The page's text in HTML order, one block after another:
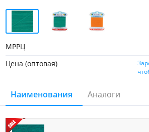
МРРЦ
Цена (оптовая)
Наименования Аналоги